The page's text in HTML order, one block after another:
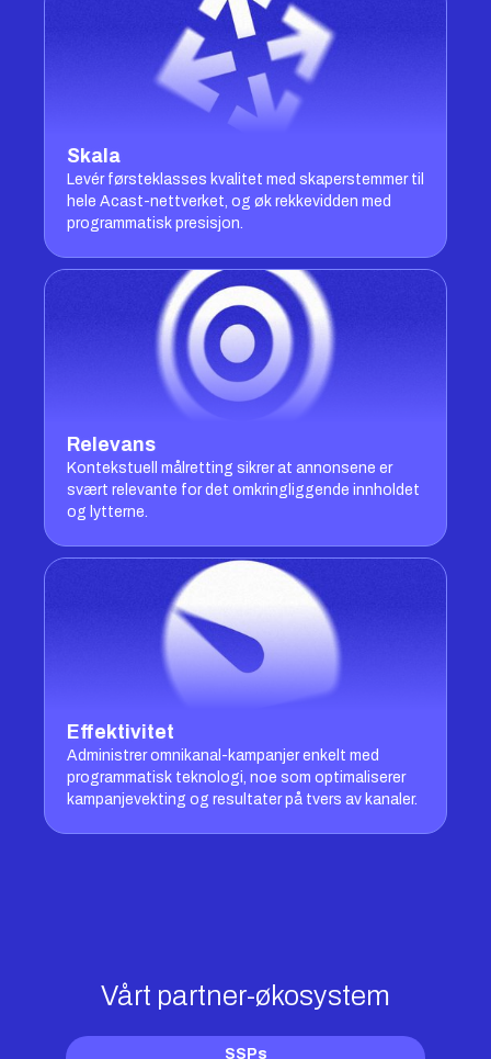
Skala
Levér førsteklasses kvalitet med skaperstemmer til
hele Acast-nettverket, og øk rekkevidden med
programmatisk presisjon.
Relevans
Kontekstuell målretting sikrer at annonsene er
svært relevante for det omkringliggende innholdet
og lytterne.
Effektivitet
Administrer omnikanal-kampanjer enkelt med
programmatisk teknologi, noe som optimaliserer
kampanjevekting og resultater på tvers av kanaler.
Vårt partner-økosystem
SSPs